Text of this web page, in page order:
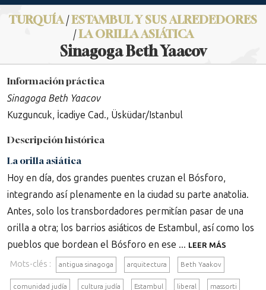
TURQUÍA/ESTAMBUL Y SUS ALREDEDORES
/LA ORILLA ASIÁTICA
Sinagoga Beth Yaacov
Información práctica
Sinagoga Beth Yaacov
Kuzguncuk, İcadiye Cad., Üsküdar/Istanbul
Descripción histórica
La orilla asiática
Hoy en día, dos grandes puentes cruzan el Bósforo,
integrando así plenamente en la ciudad su parte anatolia.
Antes, solo los transbordadores permitían pasar de una
orilla a otra; los barrios asiáticos de Estambul, así como los
pueblos que bordean el Bósforo en ese ... LEER MÁS
Mots-clés : antigua sinagoga arquitectura Beth Yaakov
comunidad judía cultura judía Estambul liberal massorti